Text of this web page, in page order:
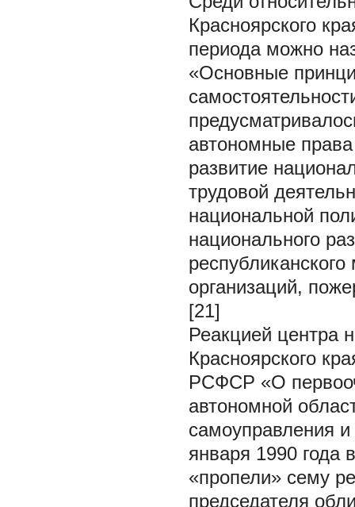
Красноярского
периода можно
«Основные
автономные
развитие
трудовой
национальной
национального
организаций,
[21]
Реакцией центра
Красноярского
РСФСР «О
автономной
самоуправления
января 1990 года
«пропели» сему
председателя